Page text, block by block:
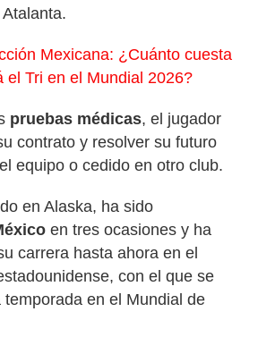
Mexicana: ¿Cuánto cuesta
el Tri en el Mundial 2026?
pruebas médicas, el jugador
contrato y resolver su futuro
equipo o cedido en otro club.
en Alaska, ha sido
en tres ocasiones y ha
carrera hasta ahora en el
con el que se
en el Mundial de